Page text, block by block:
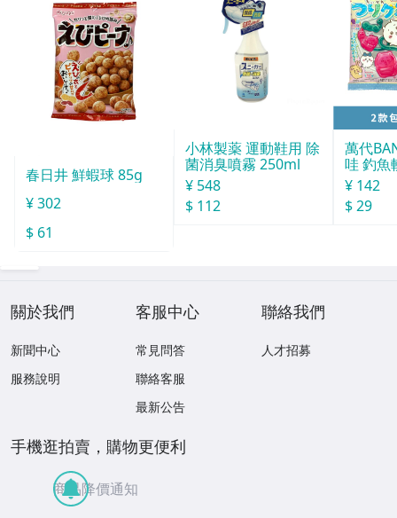
春日井 鮮蝦球 85g
¥ 302
$ 61
小林製薬 運動鞋用 除
菌消臭噴霧 250ml
¥ 548
$ 112
萬代
哇 釣魚
打 14g
¥ 142
$ 29
關於我們
新聞中心
服務說明
客服中心
常見問答
聯絡客服
最新公告
聯絡我們
人才招募
手機逛拍賣，購物更便利
商品降價通知